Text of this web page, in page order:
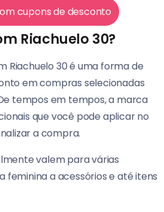
cupons de desconto
Riachuelo 30?
Riachuelo 30 é uma forma de
em compras selecionadas
tempos em tempos, a marca
que você pode aplicar no
a compra.
valem para várias
feminina a acessórios e até itens